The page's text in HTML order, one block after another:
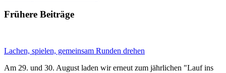
Frühere Beiträge
Lachen, spielen, gemeinsam Runden drehen
Am 29. und 30. August laden wir erneut zum jährlichen "Lauf ins